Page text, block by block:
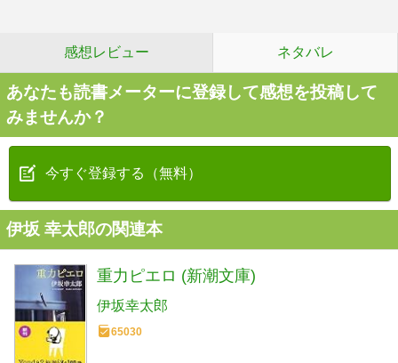
感想レビュー ネタバレ
あなたも読書メーターに登録して感想を投稿して
みませんか？
今すぐ登録する（無料）
伊坂 幸太郎の関連本
重力ピエロ (新潮文庫)
伊坂幸太郎
65030